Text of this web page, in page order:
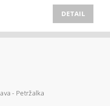
DETAIL
- Petržalka